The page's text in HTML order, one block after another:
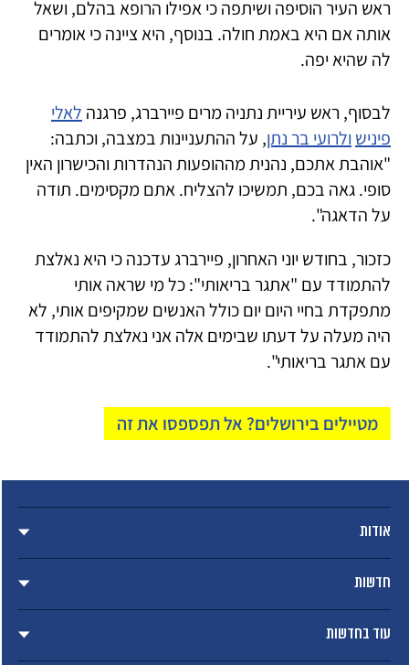
ראש העיר הוסיפה ושיתפה כי אפילו הרופא בהלם, ושאל
אותה אם היא באמת חולה. בנוסף, היא ציינה כי אומרים
לה שהיא יפה.
לבסוף, ראש עיריית נתניה מרים פיירברג, פרגנה לאלי
פיניש ולרועי בר נתן, על ההתעניינות במצבה, וכתבה:
"אוהבת אתכם, נהנית מההופעות הנהדרות והכישרון האין
סופי. גאה בכם, תמשיכו להצליח. אתם מקסימים. תודה
על הדאגה".
כזכור, בחודש יוני האחרון, פיירברג עדכנה כי היא נאלצת
להתמודד עם "אתגר בריאותי": כל מי שראה אותי
מתפקדת בחיי היום יום כולל האנשים שמקיפים אותי, לא
היה מעלה על דעתו שבימים אלה אני נאלצת להתמודד
עם אתגר בריאותי".
מטיילים בירושלים? אל תפספסו את זה
אודות
חדשות
עוד בחדשות